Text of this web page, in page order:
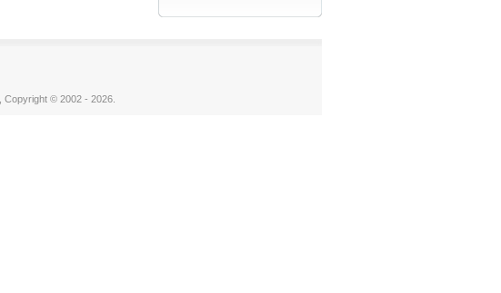
Copyright © 2002 - 2026.